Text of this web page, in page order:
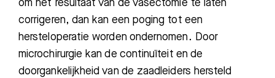
om het resultaat van de vasectomie te laten
corrigeren, dan kan een poging tot een
hersteloperatie worden ondernomen. Door
microchirurgie kan de continuïteit en de
doorgankelijkheid van de zaadleiders hersteld